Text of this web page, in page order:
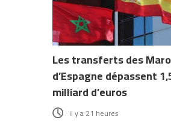
Les transferts des
d’Espagne dépassent
milliard d’euros
il y a 21 heures